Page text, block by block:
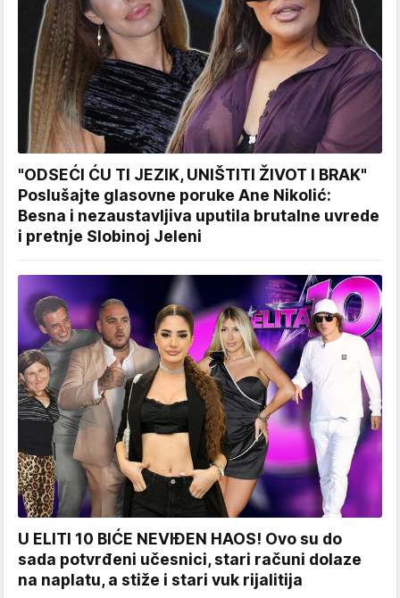
"ODSEĆI ĆU TI JEZIK, UNIŠTITI ŽIVOT I BRAK"
Poslušajte glasovne poruke Ane Nikolić:
Besna i nezaustavljiva uputila brutalne uvrede
i pretnje Slobinoj Jeleni
U ELITI 10 BIĆE NEVIĐEN HAOS! Ovo su do
sada potvrđeni učesnici, stari računi dolaze
na naplatu, a stiže i stari vuk rijalitija